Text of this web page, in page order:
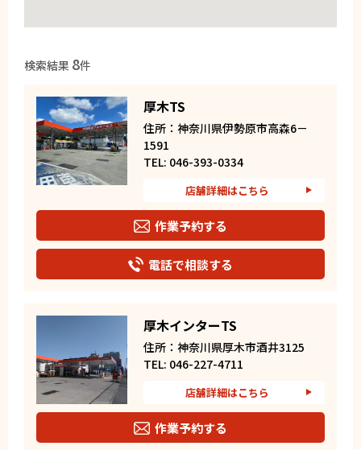
検索結果 8件
厚木TS
住所：神奈川県伊勢原市高森6－
1591
TEL: 046-393-0334
店舗詳細はこちら
作業予約する
電話で相談する
厚木インターTS
住所：神奈川県厚木市酒井3125
TEL: 046-227-4711
店舗詳細はこちら
作業予約する